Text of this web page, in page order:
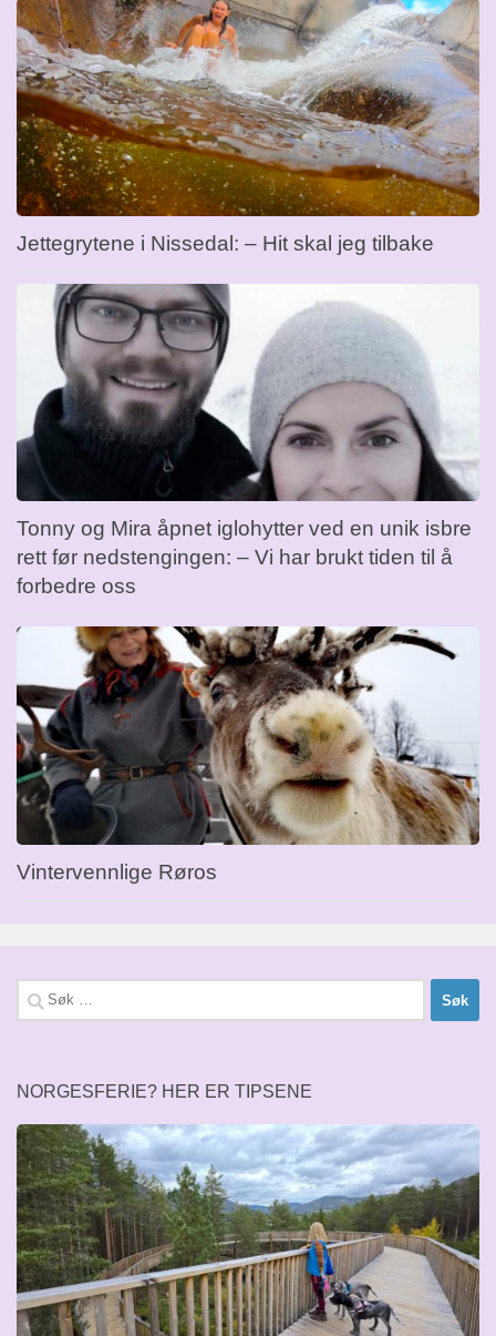
Jettegrytene i Nissedal: – Hit skal jeg tilbake
Tonny og Mira åpnet iglohytter ved en unik isbre
rett før nedstengingen: – Vi har brukt tiden til å
forbedre oss
Vintervennlige Røros
Søk
etter:
NORGESFERIE? HER ER TIPSENE